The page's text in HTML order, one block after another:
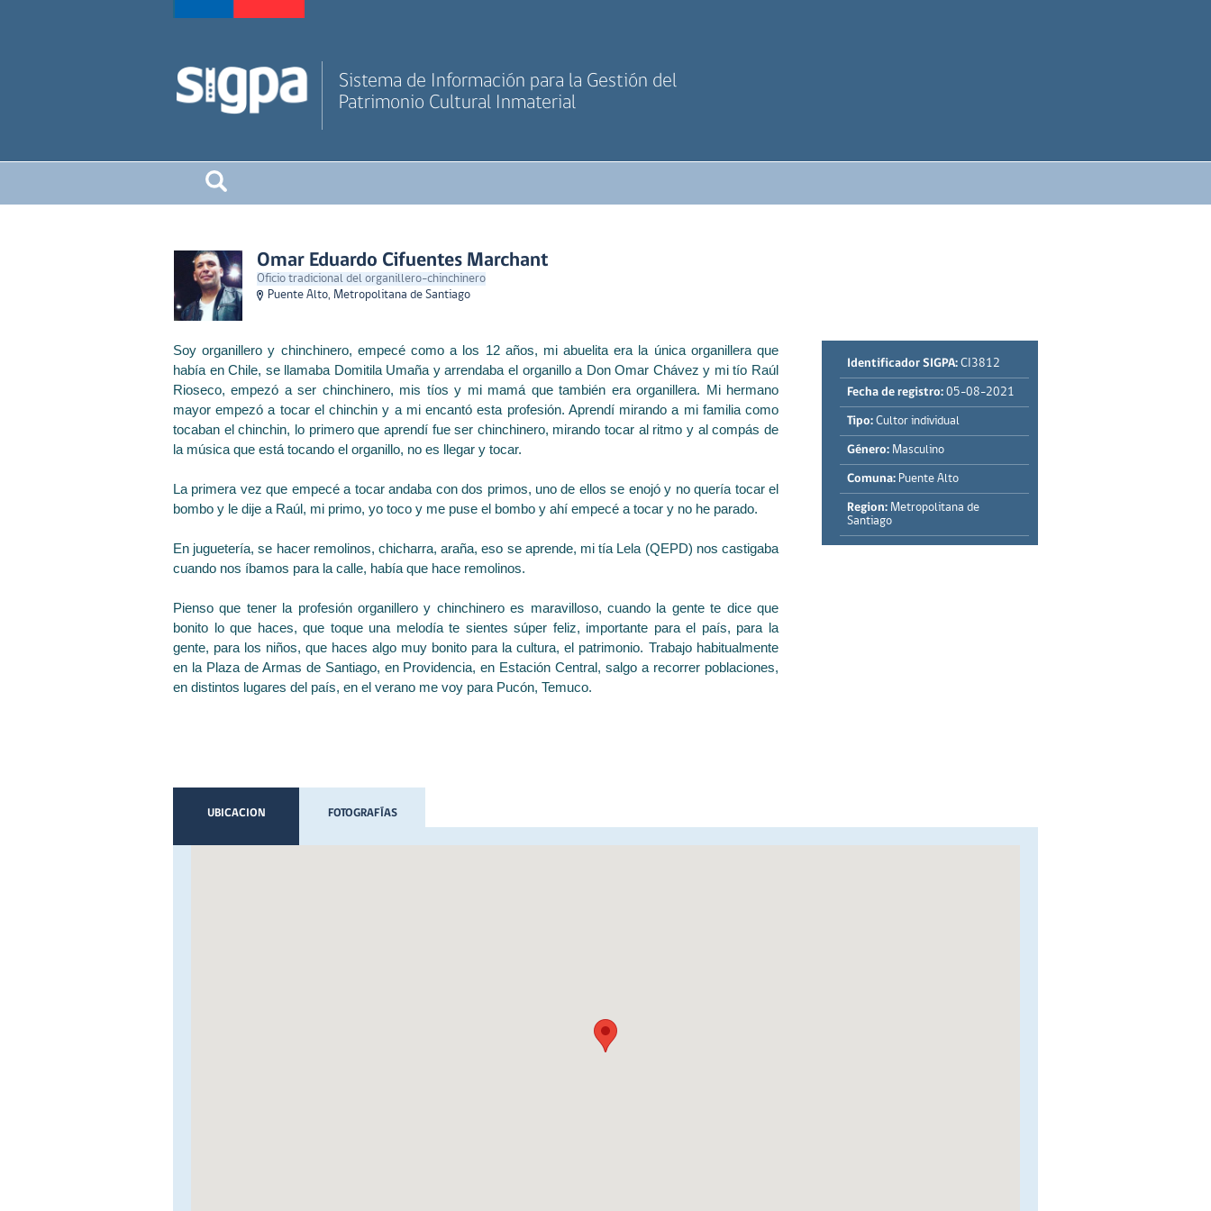
Sistema de Información para la Gestión del
Patrimonio Cultural Inmaterial
Omar Eduardo Cifuentes Marchant
Oficio tradicional del organillero-chinchinero
Puente Alto, Metropolitana de Santiago
Soy organillero y chinchinero, empecé como a los 12 años, mi abuelita era la única organillera que
había en Chile, se llamaba Domitila Umaña y arrendaba el organillo a Don Omar Chávez y mi tío Raúl
Rioseco, empezó a ser chinchinero, mis tíos y mi mamá que también era organillera. Mi hermano
mayor empezó a tocar el chinchin y a mi encantó esta profesión. Aprendí mirando a mi familia como
tocaban el chinchin, lo primero que aprendí fue ser chinchinero, mirando tocar al ritmo y al compás de
la música que está tocando el organillo, no es llegar y tocar.
La primera vez que empecé a tocar andaba con dos primos, uno de ellos se enojó y no quería tocar el
bombo y le dije a Raúl, mi primo, yo toco y me puse el bombo y ahí empecé a tocar y no he parado.
En juguetería, se hacer remolinos, chicharra, araña, eso se aprende, mi tía Lela (QEPD) nos castigaba
cuando nos íbamos para la calle, había que hace remolinos.
Pienso que tener la profesión organillero y chinchinero es maravilloso, cuando la gente te dice que
bonito lo que haces, que toque una melodía te sientes súper feliz, importante para el país, para la
gente, para los niños, que haces algo muy bonito para la cultura, el patrimonio. Trabajo habitualmente
en la Plaza de Armas de Santiago, en Providencia, en Estación Central, salgo a recorrer poblaciones,
en distintos lugares del país, en el verano me voy para Pucón, Temuco.
Identificador SIGPA: CI3812
Fecha de registro: 05-08-2021
Tipo: Cultor individual
Género: Masculino
Comuna: Puente Alto
Region: Metropolitana de
Santiago
UBICACION FOTOGRAFÍAS